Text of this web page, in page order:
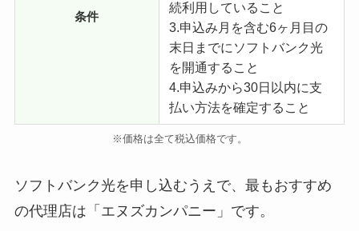
条件
続利用していること
3.申込み月を含む6ヶ月目の
末日までにソフトバンク光
を開通すること
4.申込みから30日以内に支
払い方法を確定すること
※価格は全て税込価格です。
ソフトバンク光を申し込むうえで、最もおすすめ
の代理店は「エヌズカンパニー」です。